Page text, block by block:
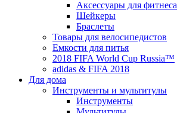
Аксессуары для фитнеса
Шейкеры
Браслеты
Товары для велосипедистов
Емкости для питья
2018 FIFA World Cup Russia™
adidas & FIFA 2018
Для дома
Инструменты и мультитулы
Инструменты